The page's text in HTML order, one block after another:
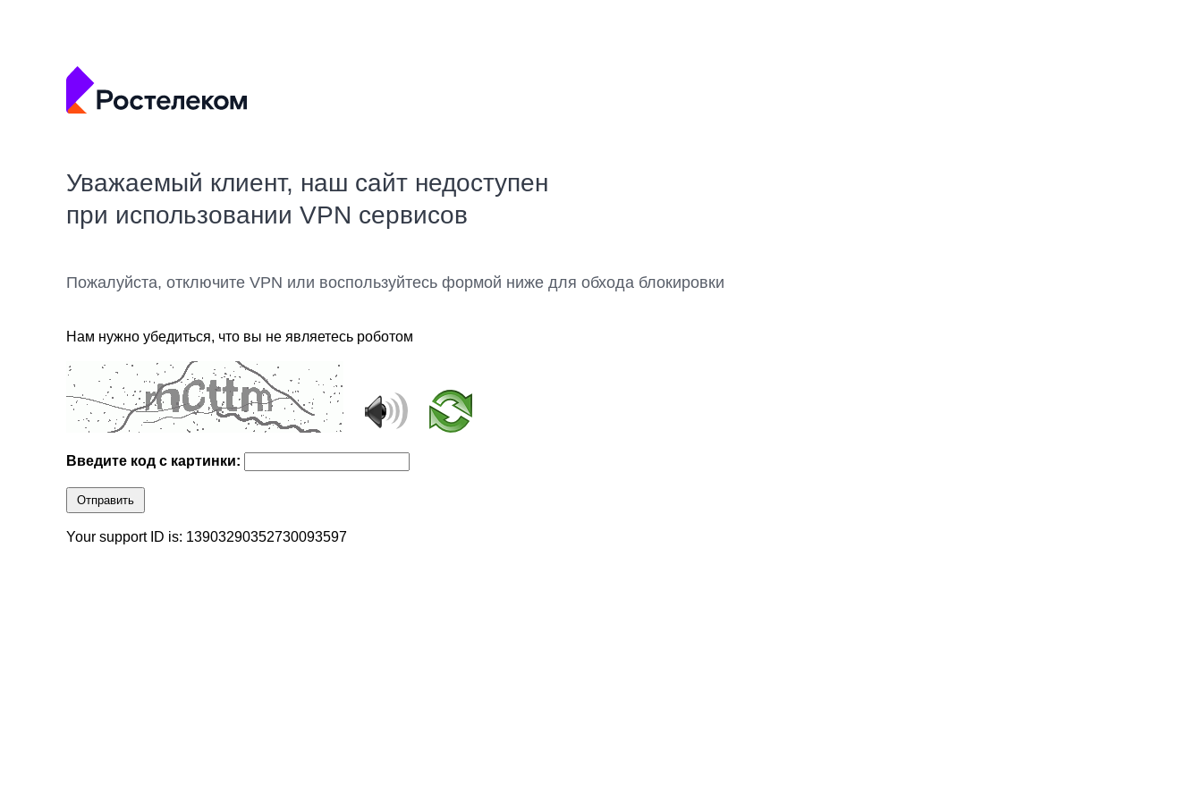
Уважаемый клиент, наш сайт недоступен
при использовании VPN сервисов
Пожалуйста, отключите VPN или воспользуйтесь формой ниже для обхода блокировки
Нам нужно убедиться, что вы не являетесь роботом
Введите код с картинки:
Отправить
Your support ID is: 13903290352730093597